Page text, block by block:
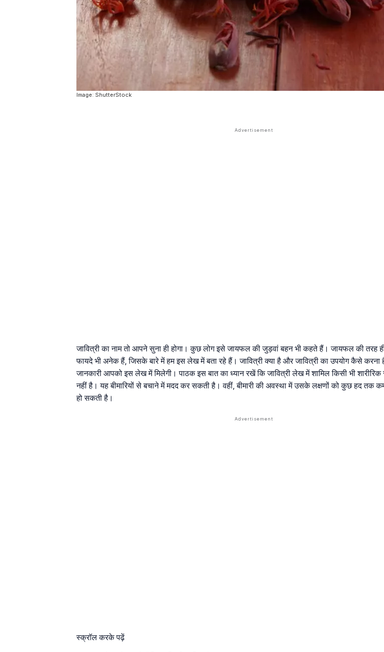
Image: ShutterStock
जावित्री का नाम तो आपने सुना ही होगा। कुछ लोग इसे जायफल की जुड़वां बहन भी कहते हैं। जायफल की तरह
फायदे भी अनेक हैं, जिसके बारे में हम इस लेख में बता रहे हैं। जावित्री क्या है और जावित्री का उपयोग कैसे करना
जानकारी आपको इस लेख में मिलेगी। पाठक इस बात का ध्यान रखें कि जावित्री लेख में शामिल किसी भी
नहीं है। यह बीमारियों से बचाने में मदद कर सकती है। वहीं, बीमारी की अवस्था में उसके लक्षणों को कुछ हद तक
हो सकती है।
स्क्रॉल करके पढ़ें